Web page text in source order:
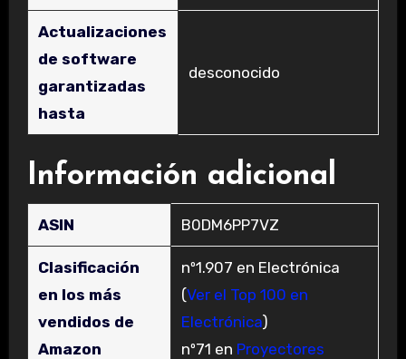
Actualizaciones
de software
garantizadas
hasta
‎desconocido
Información adicional
ASIN B0DM6PP7VZ
Clasificación
en los más
vendidos de
Amazon
nº1.907 en Electrónica
(Ver el Top 100 en
Electrónica)
nº71 en Proyectores